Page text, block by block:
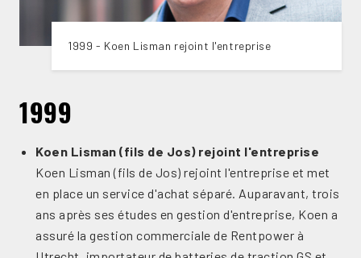
1999 - Koen Lisman rejoint l'entreprise
1999
Koen Lisman (fils de Jos) rejoint l'entreprise
Koen Lisman (fils de Jos) rejoint l'entreprise et met
en place un service d'achat séparé. Auparavant, trois
ans après ses études en gestion d'entreprise, Koen a
assuré la gestion commerciale de Rentpower à